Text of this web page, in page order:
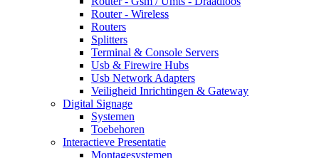
Router - Wireless
Routers
Splitters
Terminal & Console Servers
Usb & Firewire Hubs
Usb Network Adapters
Veiligheid Inrichtingen & Gateway
Digital Signage
Systemen
Toebehoren
Interactieve Presentatie
Montagesystemen